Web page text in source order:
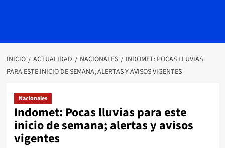
INICIO ACTUALIDAD NACIONALES
INDOMET: POCAS LLUVIAS
PARA ESTE INICIO DE SEMANA; ALERTAS Y AVISOS VIGENTES
Nacionales
Indomet: Pocas lluvias para este
inicio de semana; alertas y avisos
vigentes